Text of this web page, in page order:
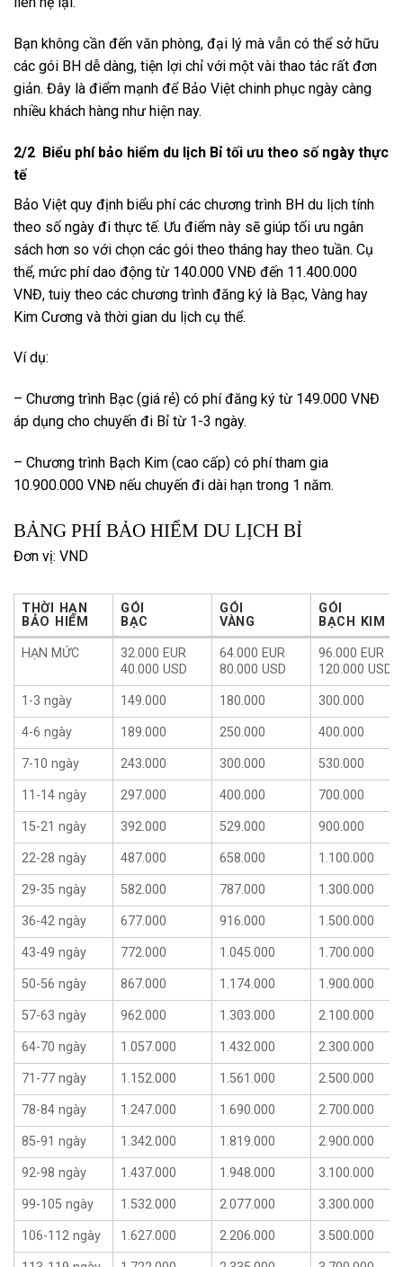
Bạn không cần đến văn phòng, đại lý mà vẫn có thể sở hữu
các gói BH dễ dàng, tiện lợi chỉ với một vài thao tác rất đơn
giản. Đây là điểm mạnh để Bảo Việt chinh phục ngày càng
nhiều khách hàng như hiện nay.
2/2 Biểu phí bảo hiểm du lịch Bỉ tối ưu theo số ngày thực
tế
Bảo Việt quy định biểu phí các chương trình BH du lịch tính
theo số ngày đi thực tế. Ưu điểm này sẽ giúp tối ưu ngân
sách hơn so với chọn các gói theo tháng hay theo tuần. Cụ
thể, mức phí dao động từ 140.000 VNĐ đến 11.400.000
VNĐ, tuiy theo các chương trình đăng ký là Bạc, Vàng hay
Kim Cương và thời gian du lịch cụ thể.
Ví dụ:
– Chương trình Bạc (giá rẻ) có phí đăng ký từ 149.000 VNĐ
áp dụng cho chuyến đi Bỉ từ 1-3 ngày.
– Chương trình Bạch Kim (cao cấp) có phí tham gia
10.900.000 VNĐ nếu chuyến đi dài hạn trong 1 năm.
BẢNG PHÍ BẢO HIỂM DU LỊCH BỈ
Đơn vị: VND
THỜI HẠN
BẢO HIỂM
GÓI
BẠC
GÓI
VÀNG
GÓI
BẠCH KIM
THỜI HẠN
BẢO HIỂM
GÓI
BẠC
GÓI
VÀNG
GÓI
BẠCH KIM
HẠN MỨC
32.000 EUR
40.000 USD
64.000 EUR
80.000 USD
96.000 EUR
120.000 USD
1-3 ngày 149.000 180.000 300.000
4-6 ngày 189.000 250.000 400.000
7-10 ngày 243.000 300.000 530.000
11-14 ngày 297.000 400.000 700.000
15-21 ngày 392.000 529.000 900.000
22-28 ngày 487.000 658.000 1.100.000
29-35 ngày 582.000 787.000 1.300.000
36-42 ngày 677.000 916.000 1.500.000
43-49 ngày 772.000 1.045.000 1.700.000
50-56 ngày 867.000 1.174.000 1.900.000
57-63 ngày 962.000 1.303.000 2.100.000
64-70 ngày 1.057.000 1.432.000 2.300.000
71-77 ngày 1.152.000 1.561.000 2.500.000
78-84 ngày 1.247.000 1.690.000 2.700.000
85-91 ngày 1.342.000 1.819.000 2.900.000
92-98 ngày 1.437.000 1.948.000 3.100.000
99-105 ngày 1.532.000 2.077.000 3.300.000
106-112 ngày 1.627.000 2.206.000 3.500.000